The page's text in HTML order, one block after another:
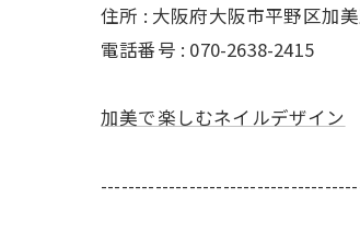
住所 : 大阪府大阪市平野区加
電話番号 : 070-2638-2415
加美で楽しむネイルデザイン